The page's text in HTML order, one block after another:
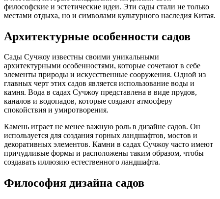
философские и эстетические идеи. Эти сады стали не только
местами отдыха, но и символами культурного наследия Китая.
Архитектурные особенности садов
Сады Сучжоу известны своими уникальными
архитектурными особенностями, которые сочетают в себе
элементы природы и искусственные сооружения. Одной из
главных черт этих садов является использование воды и
камня. Вода в садах Сучжоу представлена в виде прудов,
каналов и водопадов, которые создают атмосферу
спокойствия и умиротворения.
Камень играет не менее важную роль в дизайне садов. Он
используется для создания горных ландшафтов, мостов и
декоративных элементов. Камни в садах Сучжоу часто имеют
причудливые формы и расположены таким образом, чтобы
создавать иллюзию естественного ландшафта.
Философия дизайна садов